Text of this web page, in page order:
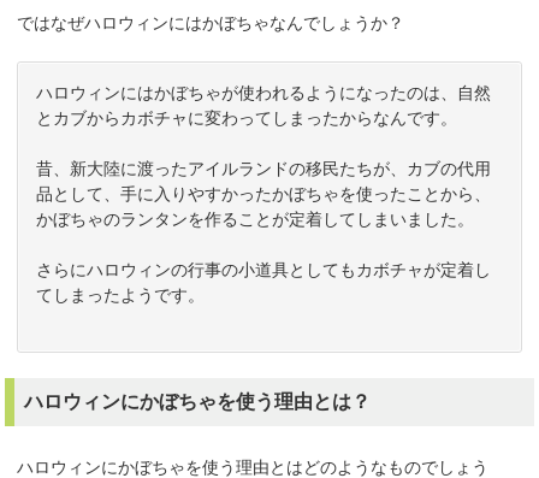
ではなぜハロウィンにはかぼちゃなんでしょうか？
ハロウィンにはかぼちゃが使われるようになったのは、自然
とカブからカボチャに変わってしまったからなんです。
昔、新大陸に渡ったアイルランドの移民たちが、カブの代用
品として、手に入りやすかったかぼちゃを使ったことから、
かぼちゃのランタンを作ることが定着してしまいました。
さらにハロウィンの行事の小道具としてもカボチャが定着し
てしまったようです。
ハロウィンにかぼちゃを使う理由とは？
ハロウィンにかぼちゃを使う理由とはどのようなものでしょう